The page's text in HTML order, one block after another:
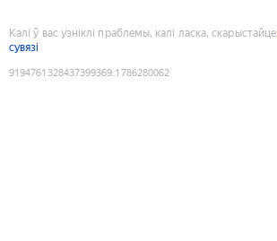
Калі ў вас узніклі праблемы, калі ласка, скарыстайце
сувязі
9194761328437399369:1786280062